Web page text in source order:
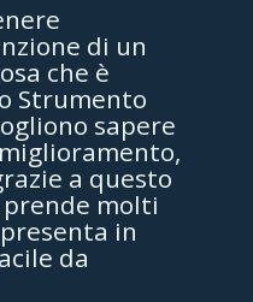
di un
che è
Strumento
sapere
a questo
molti
in
da